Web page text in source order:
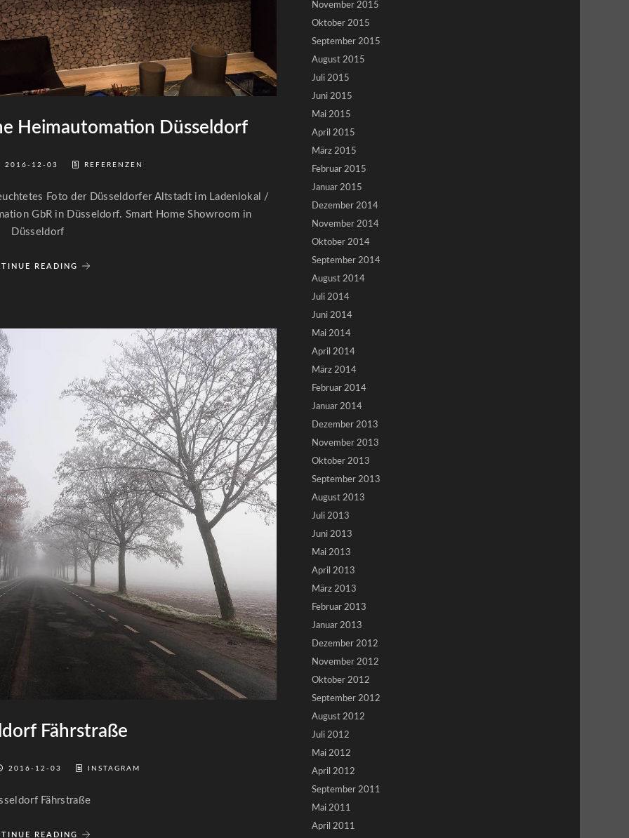
Heimautomation Düsseldorf
2016-12-03 REFERENZEN
Foto der Düsseldorfer Altstadt im Ladenlokal /
GbR in Düsseldorf. Smart Home Showroom in
Düsseldorf
READING
Fährstraße
2016-12-03 INSTAGRAM
Fährstraße
READING
November 2015
Oktober 2015
September 2015
August 2015
Juli 2015
Juni 2015
Mai 2015
April 2015
März 2015
Februar 2015
Januar 2015
Dezember 2014
November 2014
Oktober 2014
September 2014
August 2014
Juli 2014
Juni 2014
Mai 2014
April 2014
März 2014
Februar 2014
Januar 2014
Dezember 2013
November 2013
Oktober 2013
September 2013
August 2013
Juli 2013
Juni 2013
Mai 2013
April 2013
März 2013
Februar 2013
Januar 2013
Dezember 2012
November 2012
Oktober 2012
September 2012
August 2012
Juli 2012
Mai 2012
April 2012
September 2011
Mai 2011
April 2011